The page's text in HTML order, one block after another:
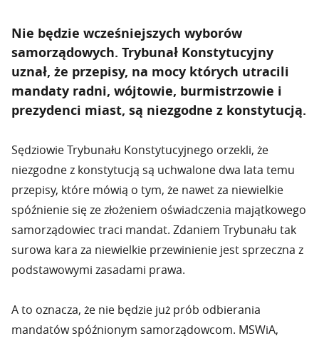
Nie będzie wcześniejszych wyborów
samorządowych. Trybunał Konstytucyjny
uznał, że przepisy, na mocy których utracili
mandaty radni, wójtowie, burmistrzowie i
prezydenci miast, są niezgodne z konstytucją.
Sędziowie Trybunału Konstytucyjnego orzekli, że
niezgodne z konstytucją są uchwalone dwa lata temu
przepisy, które mówią o tym, że nawet za niewielkie
spóźnienie się ze złożeniem oświadczenia majątkowego
samorządowiec traci mandat. Zdaniem Trybunału tak
surowa kara za niewielkie przewinienie jest sprzeczna z
podstawowymi zasadami prawa.
A to oznacza, że nie będzie już prób odbierania
mandatów spóźnionym samorządowcom. MSWiA,